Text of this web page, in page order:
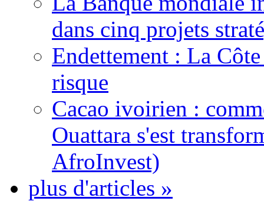
dans cinq projets
Endettement : La
risque
Cacao ivoirien :
Ouattara s'est
AfroInvest)
plus d'articles »